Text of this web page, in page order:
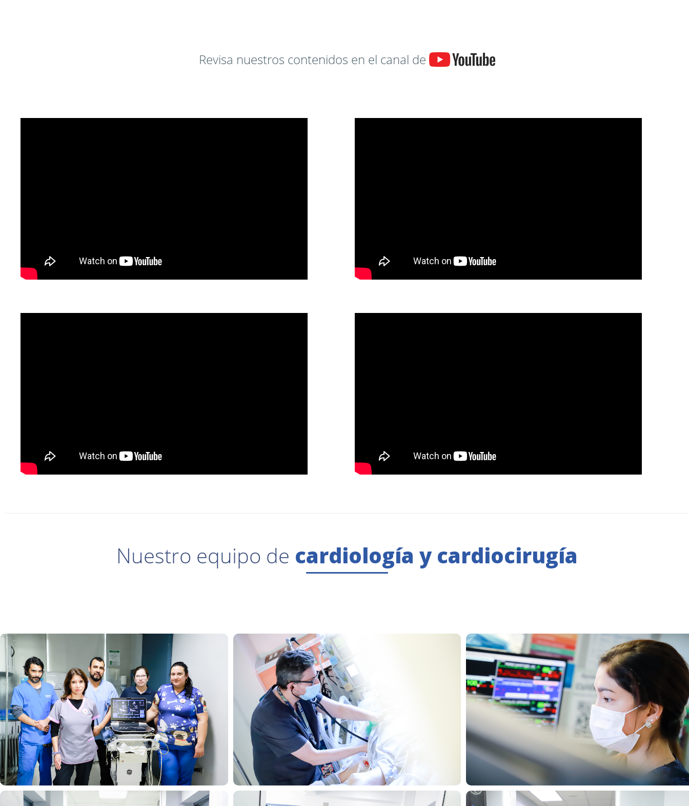
Revisa nuestros contenidos en el canal de
Nuestro equipo de cardiología y cardiocirugía